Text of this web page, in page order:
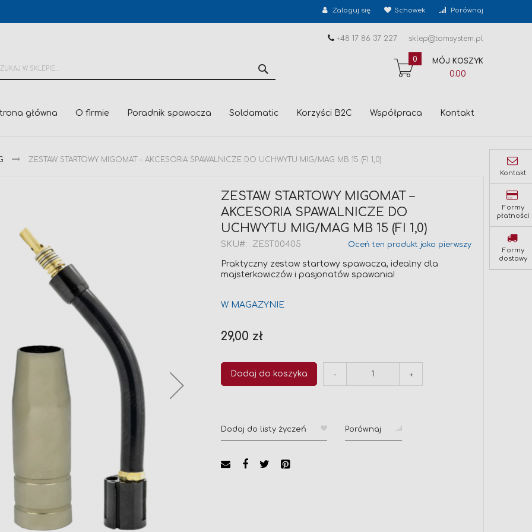
Zaloguj się Schowek Porównaj
+48 17 86 37 227 sklep@tomsystem.pl
MÓJ KOSZYK
0.00
0
główna O firmie Poradnik spawacza Soldamatic Korzyści B2C Współpraca Kontakt
ZESTAW STARTOWY MIGOMAT – AKCESORIA SPAWALNICZE DO UCHWYTU MIG/MAG MB 15 (FI 1,0)
ZESTAW STARTOWY MIGOMAT –
AKCESORIA SPAWALNICZE DO
UCHWYTU MIG/MAG MB 15 (FI 1,0)
SKU ZEST00405 Oceń ten produkt jako pierwszy
Praktyczny zestaw startowy spawacza, idealny dla
majsterkowiczów i pasjonatów spawania!
W MAGAZYNIE
29,00 zł
Dodaj do koszyka - +
Dodaj do listy życzeń Porównaj
Kontakt
Formy
płatności
Formy
dostawy